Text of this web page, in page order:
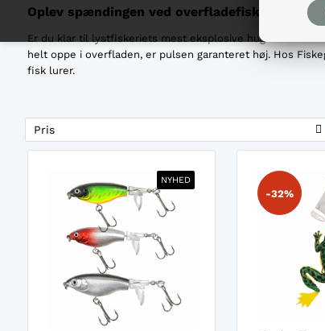
Oplev spændingen ved overfladefiskeri med
Er du klar til lystfiskeriets mest eksplosive hug?
helt oppe i overfladen, er pulsen garanteret høj. Hos
fisk lurer.
Pris
NYHED
-32%